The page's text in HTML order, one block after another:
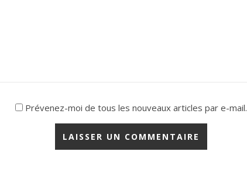
Prévenez-moi de tous les nouveaux articles par e-mail.